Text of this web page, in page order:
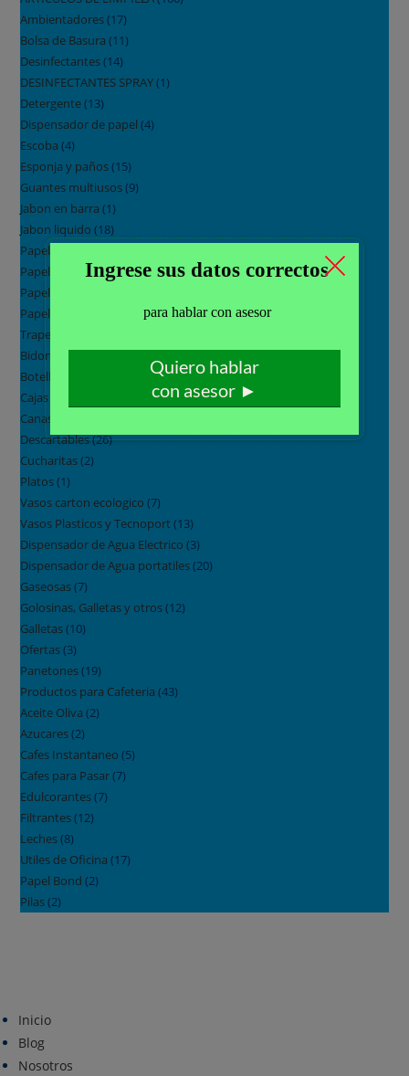
pqt
cantidad
Ambientadores(17)
Bolsa de Basura (11)
Desinfectantes(14)
DESINFECTANTES SPRAY(1)
Detergente(13)
Dispensador de papel (4)
Escoba (4)
Esponja y paños(15)
Guantes multiusos(9)
Jabon en barra (1)
Jabon liquido (18)
Papel facial
Papel Higiénico(11)
Papel Servilleta
Papel Toalla
Trapeadores
Bidones de Agua(17)
Botellas de Agua
Cajas de Agua
Canastas Navideñas
Descartables(26)
Cucharitas(2)
Platos(1)
Vasos carton ecologico (7)
Vasos Plasticos y Tecnoport (13)
Dispensador de Agua Electrico (3)
Dispensador de Agua portatiles(20)
Gaseosas(7)
Golosinas, Galletas y otros(12)
Galletas(10)
Ofertas(3)
Panetones(19)
Productos para Cafeteria (43)
Aceite Oliva (2)
Azucares(2)
Cafes Instantaneo (5)
Cafes para Pasar(7)
Edulcorantes(7)
Filtrantes(12)
Leches(8)
Utiles de Oficina (17)
Papel Bond (2)
Pilas(2)
Inicio
Blog
Nosotros